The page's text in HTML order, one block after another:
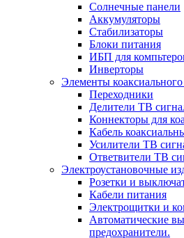
Солнечные панели
Аккумуляторы
Стабилизаторы
Блоки питания
ИБП для
Инверторы
Элементы коаксиального
Переходники
Делители ТВ
Коннекторы для
Кабель
Усилители ТВ
Ответвители ТВ
Электроустановочные
Розетки и
Кабели питания
Электрощитки и
Автоматические
предохранители.